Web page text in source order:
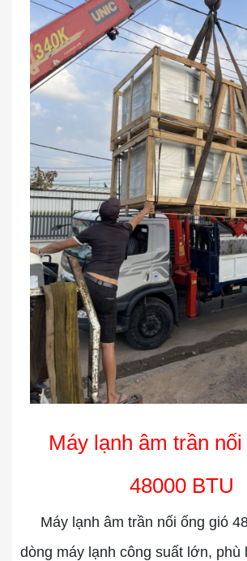
Máy lạnh âm trần
48000 BTU
Máy lạnh âm trần nối ống gió
dòng máy lạnh công suất lớn, phù